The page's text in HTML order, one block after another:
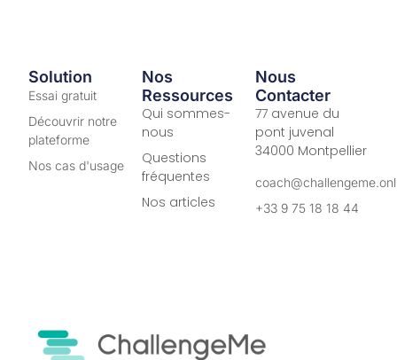
Solution
Essai gratuit
Découvrir notre
plateforme
Nos cas d'usage
Nos
Ressources
Qui sommes-
nous
Questions
fréquentes
Nos articles
Nous
Contacter
77 avenue du
pont juvenal
34000 Montpellier
+33 9 75 18 18 44